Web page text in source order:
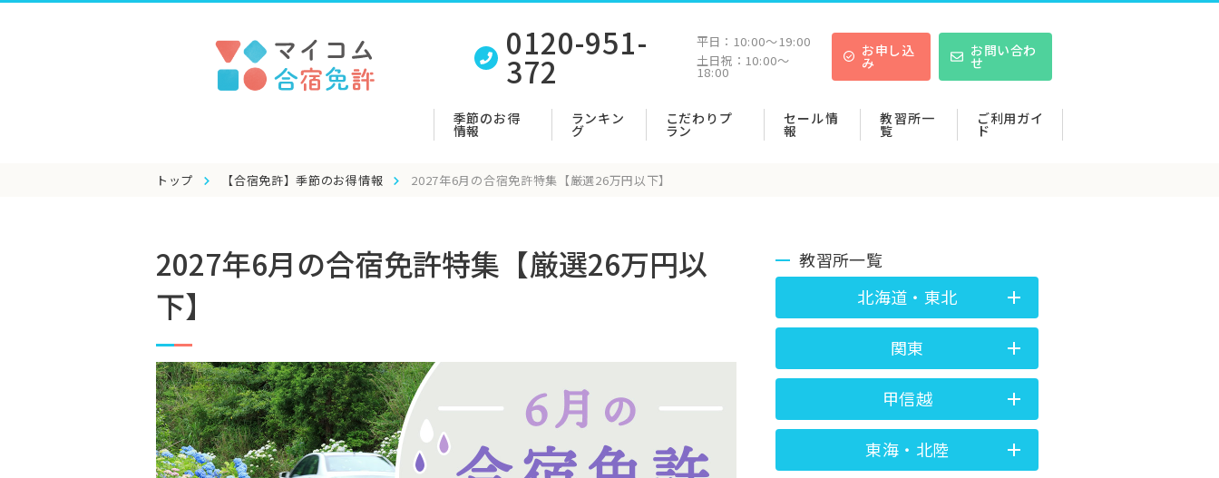
0120-951-
372
平日： 10:00〜19:00
土日祝： 10:00〜
18:00
お申し込
み
お問い合わ
せ
季節のお得
情報
ランキン
グ
こだわりプ
ラン
セール情
報
教習所一
覧
ご利用ガイ
ド
トップ 【合宿免許】季節のお得情報 2027年6月の合宿免許特集【厳選26万円以下】
2027年6月の合宿免許特集【厳選26万円以
下】
教習所一覧
北海道・東北
関東
甲信越
東海・北陸